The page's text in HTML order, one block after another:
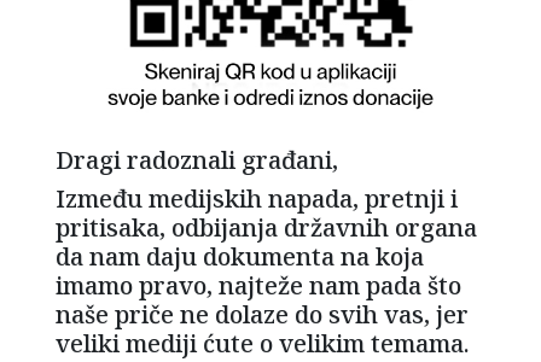
Dragi radoznali građani,
Između medijskih napada, pretnji i
pritisaka, odbijanja državnih organa
da nam daju dokumenta na koja
imamo pravo, najteže nam pada što
naše priče ne dolaze do svih vas, jer
veliki mediji ćute o velikim temama.